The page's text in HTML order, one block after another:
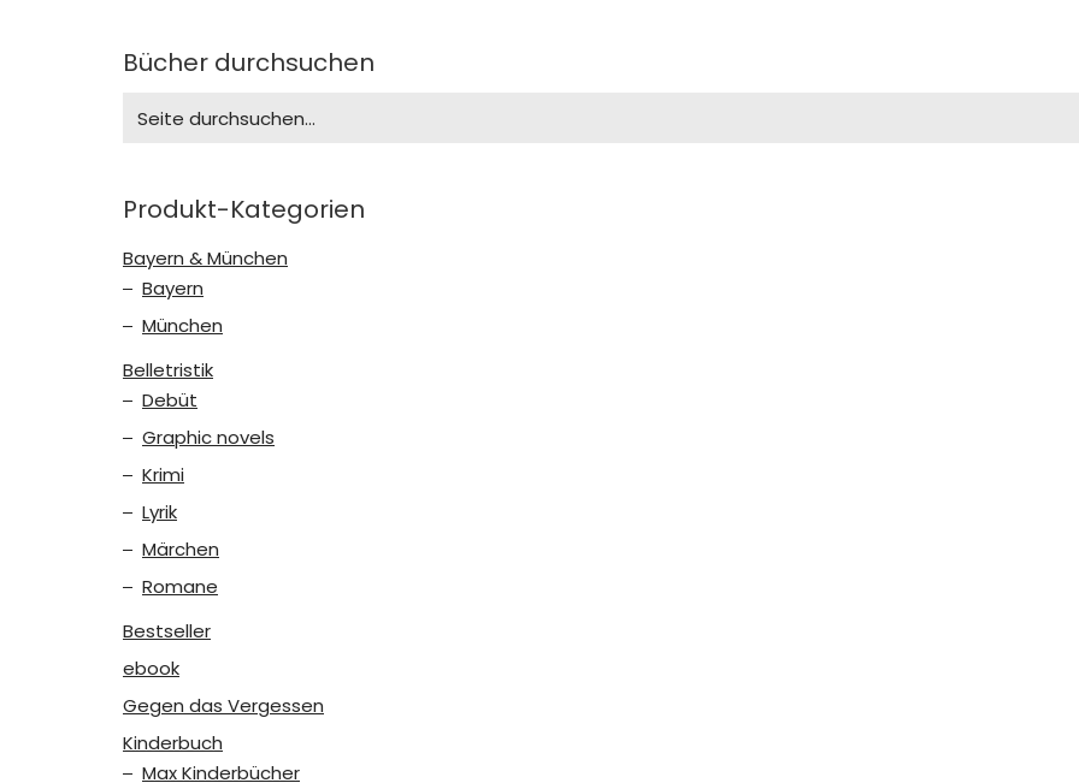
Bücher durchsuchen
for:
Produkt-Kategorien
Bayern & München
Bayern
München
Belletristik
Debüt
Graphic novels
Krimi
Lyrik
Märchen
Romane
Bestseller
ebook
Gegen das Vergessen
Kinderbuch
Max Kinderbücher